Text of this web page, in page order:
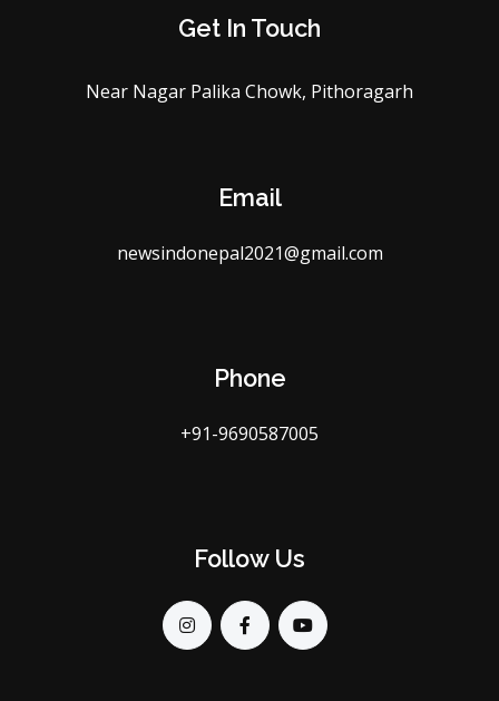
Get In Touch
Near Nagar Palika Chowk, Pithoragarh
Email
newsindonepal2021@gmail.com
Phone
+91-9690587005
Follow Us